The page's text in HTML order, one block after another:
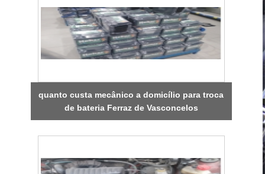
quanto custa mecânico a domicílio para troca
de bateria Ferraz de Vasconcelos